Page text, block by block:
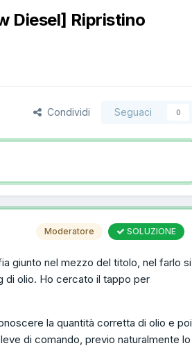
Diesel] Ripristino
Condividi Seguaci 0
Moderatore SOLUZIONE
giunto nel mezzo del titolo, nel farlo si
di olio. Ho cercato il tappo per
la quantità corretta di olio e poi
di comando, previo naturalmente lo